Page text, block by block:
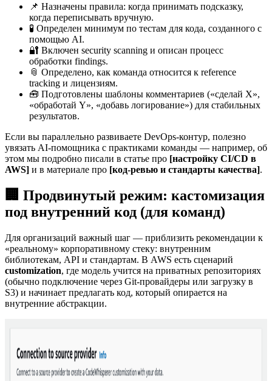
📌 Назначены правила: когда принимать подсказку,
когда переписывать вручную.
🧪 Определен минимум по тестам для кода, созданного с
помощью AI.
🔐 Включен security scanning и описан процесс
обработки findings.
📎 Определено, как команда относится к reference
tracking и лицензиям.
🧰 Подготовлены шаблоны комментариев («сделай X»,
«обработай Y», «добавь логирование») для стабильных
результатов.
Если вы параллельно развиваете DevOps-контур, полезно
увязать AI-помощника с практиками команды — например, об
этом мы подробно писали в статье про [настройку CI/CD в
AWS] и в материале про [код-ревью и стандарты качества].
🏢 Продвинутый режим: кастомизация
под внутренний код (для команд)
Для организаций важный шаг — приблизить рекомендации к
«реальному» корпоративному стеку: внутренним
библиотекам, API и стандартам. В AWS есть сценарий
customization, где модель учится на приватных репозиториях
(обычно подключение через Git-провайдеры или загрузку в
S3) и начинает предлагать код, который опирается на
внутренние абстракции.